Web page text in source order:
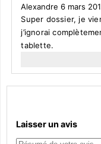
Alexandre 6 mars
Super dossier, je
j’ignorai
tablette.
Laisser un avis